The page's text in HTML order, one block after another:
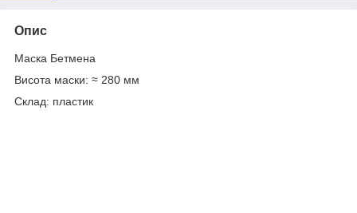
Опис
Маска Бетмена
Висота маски: ≈ 280 мм
Склад: пластик